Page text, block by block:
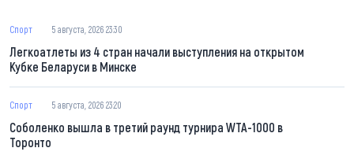
Спорт 5 августа, 2026 23:30
Легкоатлеты из 4 стран начали выступления на открытом
Кубке Беларуси в Минске
Спорт 5 августа, 2026 23:20
Соболенко вышла в третий раунд турнира WTA-1000 в
Торонто